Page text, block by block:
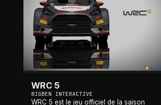
WRC 5
BIGBEN INTERACTIVE
WRC 5 est le jeu officiel de la saison